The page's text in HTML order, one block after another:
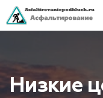
Низкие